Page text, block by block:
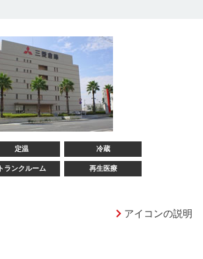
定温 冷蔵
トランクルーム 再生医療
アイコンの説明